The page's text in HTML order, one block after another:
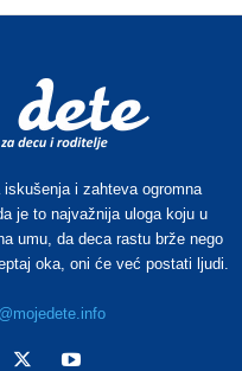
i zahteva ogromna
je to najvažnija uloga koju u
umu, da deca rastu brže nego
oka, oni će već postati ljudi.